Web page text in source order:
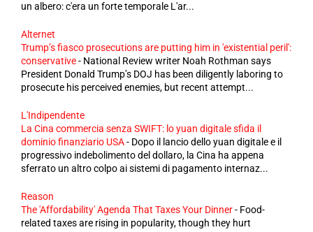
un albero: c'era un forte temporale L'ar...
Alternet
Trump’s fiasco prosecutions are putting him in 'existential peril':
conservative- National Review writer Noah Rothman says
President Donald Trump’s DOJ has been diligently laboring to
prosecute his perceived enemies, but recent attempt...
L'Indipendente
La Cina commercia senza SWIFT: lo yuan digitale sfida il
dominio finanziario USA- Dopo il lancio dello yuan digitale e il
progressivo indebolimento del dollaro, la Cina ha appena
sferrato un altro colpo ai sistemi di pagamento internaz...
Reason
The 'Affordability' Agenda That Taxes Your Dinner- Food-
related taxes are rising in popularity, though they hurt